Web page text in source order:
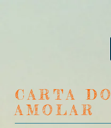
CARTA DO
AMOLAR